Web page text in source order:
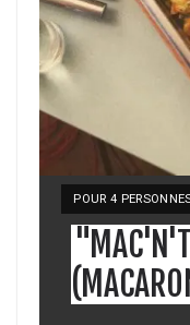
YIELD:
POUR 4